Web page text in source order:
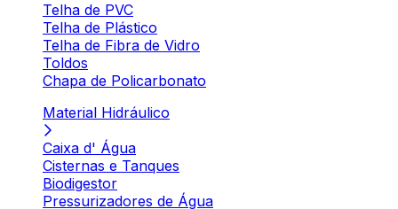
Telha de PVC
Telha de Plástico
Telha de Fibra de Vidro
Toldos
Chapa de Policarbonato
Material Hidráulico
Caixa d' Água
Cisternas e Tanques
Biodigestor
Pressurizadores de Água